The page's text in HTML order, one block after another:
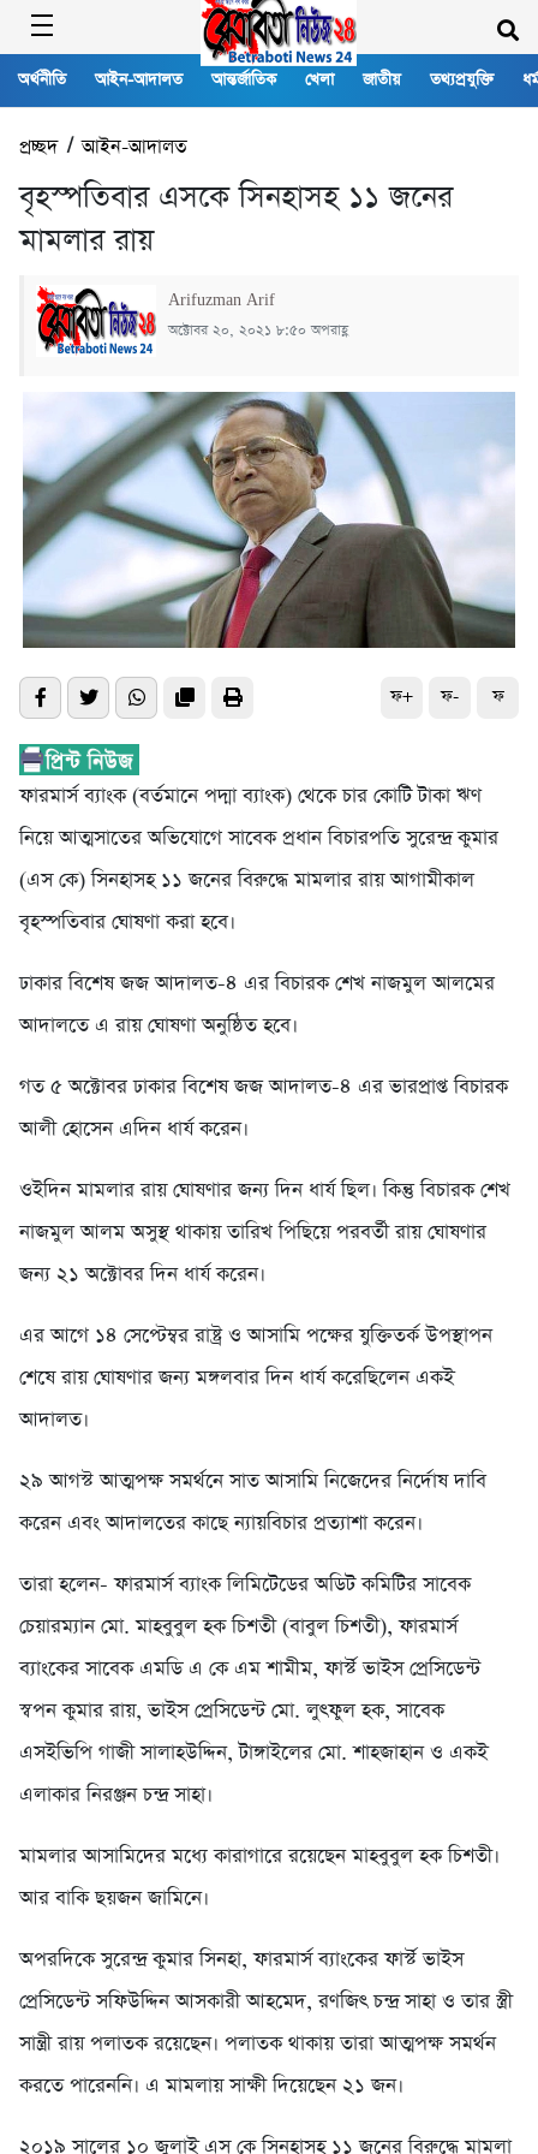
অর্থনীতি আইন-আদালত আন্তর্জাতিক খেলা জাতীয় তথ্যপ্রযুক্তি
প্রচ্ছদ/আইন-আদালত
বৃহস্পতিবার এসকে সিনহাসহ ১১ জনের
মামলার রায়
Arifuzman Arif
অক্টোবর ২০, ২০২১ ৮:৫০ অপরাহ্ণ
ফ+ ফ- ফ
ফারমার্স ব্যাংক (বর্তমানে পদ্মা ব্যাংক) থেকে চার কোটি টাকা ঋণ
নিয়ে আত্মসাতের অভিযোগে সাবেক প্রধান বিচারপতি সুরেন্দ্র কুমার
(এস কে) সিনহাসহ ১১ জনের বিরুদ্ধে মামলার রায় আগামীকাল
বৃহস্পতিবার ঘোষণা করা হবে।
ঢাকার বিশেষ জজ আদালত-৪ এর বিচারক শেখ নাজমুল আলমের
আদালতে এ রায় ঘোষণা অনুষ্ঠিত হবে।
গত ৫ অক্টোবর ঢাকার বিশেষ জজ আদালত-৪ এর ভারপ্রাপ্ত বিচারক
আলী হোসেন এদিন ধার্য করেন।
ওইদিন মামলার রায় ঘোষণার জন্য দিন ধার্য ছিল। কিন্তু বিচারক শেখ
নাজমুল আলম অসুস্থ থাকায় তারিখ পিছিয়ে পরবর্তী রায় ঘোষণার
জন্য ২১ অক্টোবর দিন ধার্য করেন।
এর আগে ১৪ সেপ্টেম্বর রাষ্ট্র ও আসামি পক্ষের যুক্তিতর্ক উপস্থাপন
শেষে রায় ঘোষণার জন্য মঙ্গলবার দিন ধার্য করেছিলেন একই
আদালত।
২৯ আগস্ট আত্মপক্ষ সমর্থনে সাত আসামি নিজেদের নির্দোষ দাবি
করেন এবং আদালতের কাছে ন্যায়বিচার প্রত্যাশা করেন।
তারা হলেন- ফারমার্স ব্যাংক লিমিটেডের অডিট কমিটির সাবেক
চেয়ারম্যান মো. মাহবুবুল হক চিশতী (বাবুল চিশতী), ফারমার্স
ব্যাংকের সাবেক এমডি এ কে এম শামীম, ফার্স্ট ভাইস প্রেসিডেন্ট
স্বপন কুমার রায়, ভাইস প্রেসিডেন্ট মো. লুৎফুল হক, সাবেক
এসইভিপি গাজী সালাহউদ্দিন, টাঙ্গাইলের মো. শাহজাহান ও একই
এলাকার নিরঞ্জন চন্দ্র সাহা।
মামলার আসামিদের মধ্যে কারাগারে রয়েছেন মাহবুবুল হক চিশতী।
আর বাকি ছয়জন জামিনে।
অপরদিকে সুরেন্দ্র কুমার সিনহা, ফারমার্স ব্যাংকের ফার্স্ট ভাইস
প্রেসিডেন্ট সফিউদ্দিন আসকারী আহমেদ, রণজিৎ চন্দ্র সাহা ও তার স্ত্রী
সান্ত্রী রায় পলাতক রয়েছেন। পলাতক থাকায় তারা আত্মপক্ষ সমর্থন
করতে পারেননি। এ মামলায় সাক্ষী দিয়েছেন ২১ জন।
২০১৯ সালের ১০ জুলাই এস কে সিনহাসহ ১১ জনের বিরুদ্ধে মামলা